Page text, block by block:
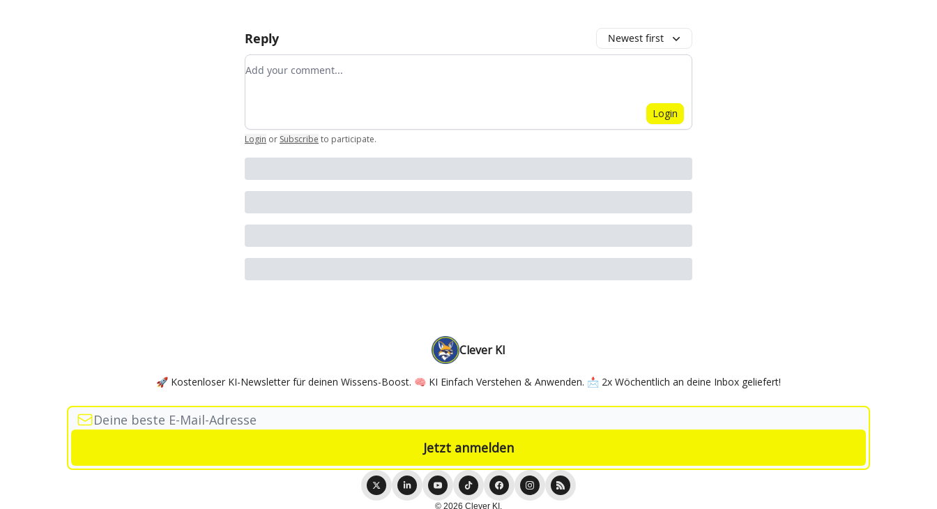
Reply Newest first
Add your comment
Login
Login or Subscribe to participate.
Clever KI
🚀 Kostenloser KI-Newsletter für deinen Wissens-Boost. 🧠 KI Einfach Verstehen & Anwenden. 📩 2x Wöchentlich an deine Inbox geliefert!
© 2026 Clever KI.